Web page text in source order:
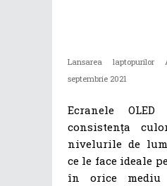
Lansarea laptopurilor
septembrie 2021
Ecranele
consistența
nivelurile de
ce le face ideale
în orice mediu